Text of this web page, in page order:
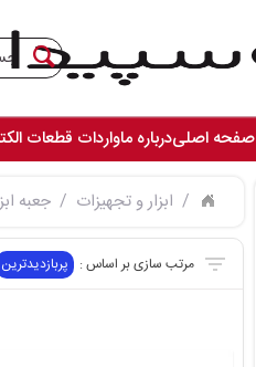
صفحه اصلیدرباره ماواردات قطعات
ابزار و تجهیزات جعبه
پربازدیدترین